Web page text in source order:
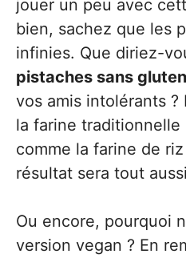
jouer un peu avec
bien, sachez que les
infinies. Que diriez-
pistaches sans gluten
vos amis intolérants
la farine
comme la farine de
résultat sera tout
Ou encore, pourquoi
version vegan ? En